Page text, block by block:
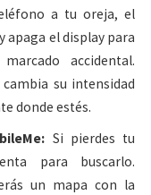
a tu oreja, el
apaga el display para
accidental.
su intensidad
donde estés.
Si pierdes tu
para buscarlo.
un mapa con la